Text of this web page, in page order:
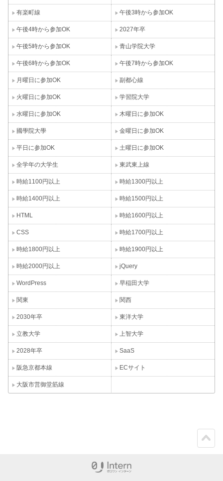
有楽町線 午後3時から参加OK
午後4時から参加OK 2027年卒
午後5時から参加OK 青山学院大学
午後6時から参加OK 午後7時から参加OK
月曜日に参加OK 副都心線
火曜日に参加OK 学習院大学
水曜日に参加OK 木曜日に参加OK
國學院大學 金曜日に参加OK
平日に参加OK 土曜日に参加OK
全学年の大学生 東武東上線
時給1100円以上 時給1300円以上
時給1400円以上 時給1500円以上
HTML 時給1600円以上
CSS 時給1700円以上
時給1800円以上 時給1900円以上
時給2000円以上 jQuery
WordPress 早稲田大学
関東 関西
2030年卒 東洋大学
立教大学 上智大学
2028年卒 SaaS
阪急京都本線 ECサイト
大阪市営御堂筋線